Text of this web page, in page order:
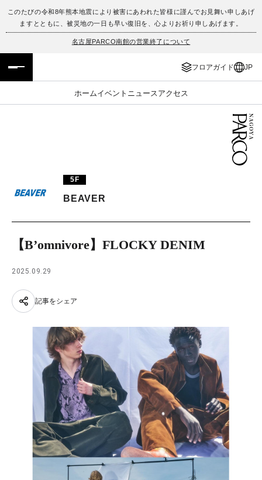
このたびの令和8年熊本地震により被害にあわれた皆様に謹んでお見舞い申しあげ
ますとともに、被災地の一日も早い復旧を、心よりお祈り申しあげます。
名古屋PARCO南館の営業終了について
フロアガイド JP
ホームイベント ニュース アクセス
フロアガイド
イベント・ポップアップ
TAX FREE
JP
ENGLISH
5F
BEAVER
【B’omnivore】FLOCKY DENIM
2025.09.29
記事をシェア